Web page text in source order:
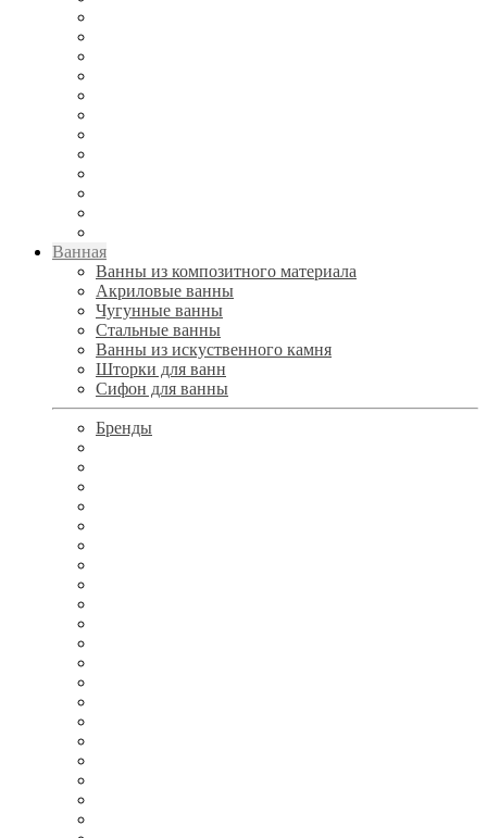
Ванная
Ванны из композитного материала
Акриловые ванны
Чугунные ванны
Стальные ванны
Ванны из искуственного камня
Шторки для ванн
Сифон для ванны
Бренды